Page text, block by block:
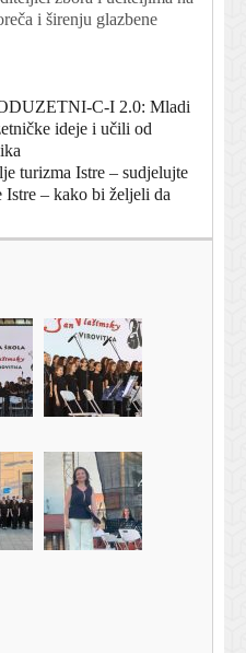
i širenju glazbene
C-I 2.0: Mladi
ideje i učili od
turizma Istre – sudjelujte
Istre – kako bi željeli da